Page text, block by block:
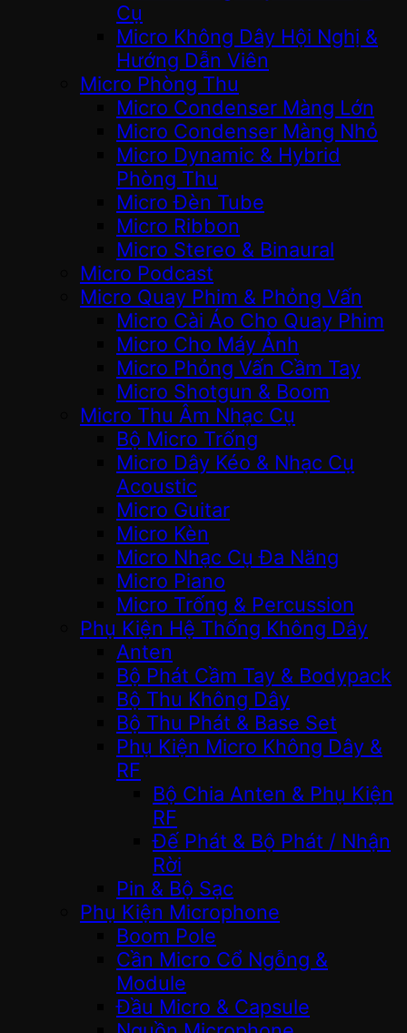
Cụ
Micro Không Dây Hội Nghị &
Hướng Dẫn Viên
Micro Phòng Thu
Micro Condenser Màng Lớn
Micro Condenser Màng Nhỏ
Micro Dynamic & Hybrid
Phòng Thu
Micro Đèn Tube
Micro Ribbon
Micro Stereo & Binaural
Micro Podcast
Micro Quay Phim & Phỏng Vấn
Micro Cài Áo Cho Quay Phim
Micro Cho Máy Ảnh
Micro Phỏng Vấn Cầm Tay
Micro Shotgun & Boom
Micro Thu Âm Nhạc Cụ
Bộ Micro Trống
Micro Dây Kéo & Nhạc Cụ
Acoustic
Micro Guitar
Micro Kèn
Micro Nhạc Cụ Đa Năng
Micro Piano
Micro Trống & Percussion
Phụ Kiện Hệ Thống Không Dây
Anten
Bộ Phát Cầm Tay & Bodypack
Bộ Thu Không Dây
Bộ Thu Phát & Base Set
Phụ Kiện Micro Không Dây &
RF
Bộ Chia Anten & Phụ Kiện
RF
Đế Phát & Bộ Phát / Nhận
Rời
Pin & Bộ Sạc
Phụ Kiện Microphone
Boom Pole
Cần Micro Cổ Ngỗng &
Module
Đầu Micro & Capsule